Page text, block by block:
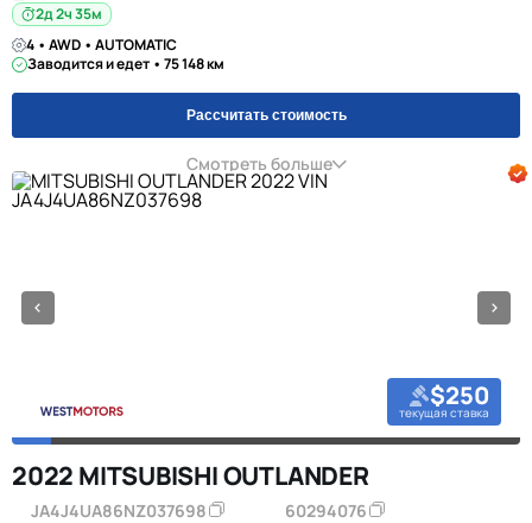
2д 2ч 35м
4 • AWD • AUTOMATIC
Заводится и едет • 75 148 км
Рассчитать стоимость
Смотреть больше
$250
текущая ставка
2022 MITSUBISHI OUTLANDER
JA4J4UA86NZ037698 60294076